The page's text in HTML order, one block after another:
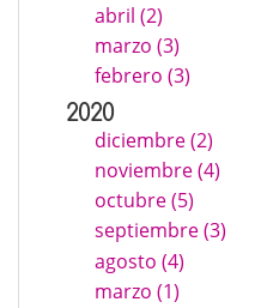
abril (2)
marzo (3)
febrero (3)
2020
diciembre (2)
noviembre (4)
octubre (5)
septiembre (3)
agosto (4)
marzo (1)